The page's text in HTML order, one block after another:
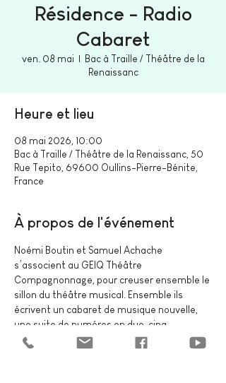
Résidence - Radio
Cabaret
ven. 08 mai
  |
Bac à Traille / Théâtre de la
Renaissanc
Heure et lieu
08 mai 2026, 10:00
Bac à Traille / Théâtre de la Renaissanc, 50
Rue Tepito, 69600 Oullins-Pierre-Bénite,
France
À propos de l'événement
Noémi Boutin et Samuel Achache
s’associent au GEIQ Théâtre
Compagnonnage, pour creuser ensemble le
sillon du théâtre musical. Ensemble ils
écrivent un cabaret de musique nouvelle,
une suite de numéros en duo, cinq
variations drolatiques autour de nos